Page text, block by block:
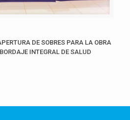
DE SOBRES PARA LA OBRA
INTEGRAL DE SALUD